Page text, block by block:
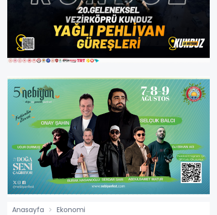
Anasayfa Ekonomi